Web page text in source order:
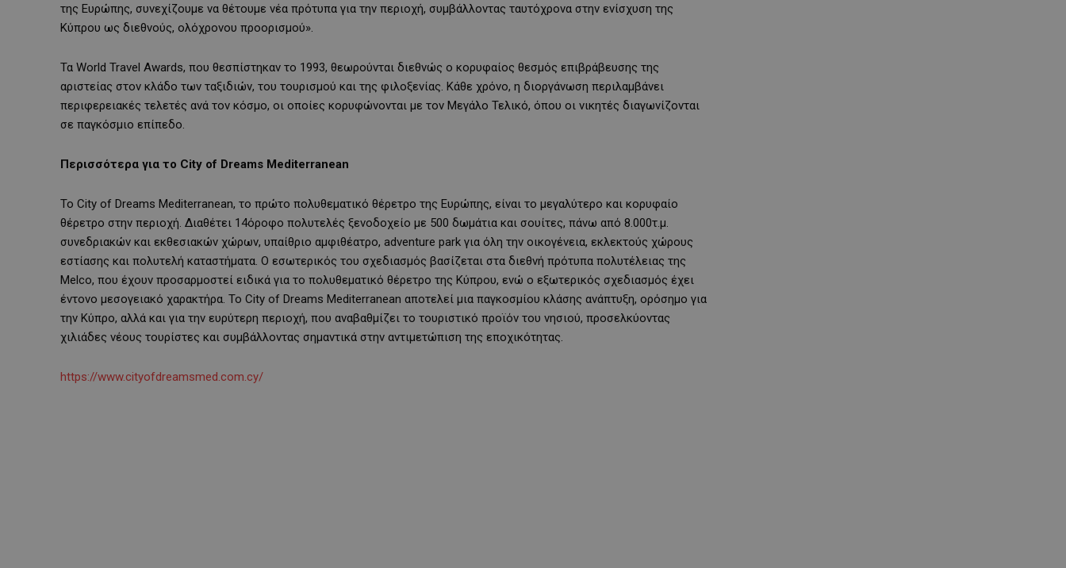
της Ευρώπης, συνεχίζουμε να θέτουμε νέα πρότυπα για την περιοχή, συμβάλλοντας ταυτόχρονα στην ενίσχυση της
Κύπρου ως διεθνούς, ολόχρονου προορισμού».
Τα World Travel Awards, που θεσπίστηκαν το 1993, θεωρούνται διεθνώς ο κορυφαίος θεσμός επιβράβευσης της
αριστείας στον κλάδο των ταξιδιών, του τουρισμού και της φιλοξενίας. Κάθε χρόνο, η διοργάνωση περιλαμβάνει
περιφερειακές τελετές ανά τον κόσμο, οι οποίες κορυφώνονται με τον Μεγάλο Τελικό, όπου οι νικητές διαγωνίζονται
σε παγκόσμιο επίπεδο.
Περισσότερα για το City of Dreams Mediterranean
Το City of Dreams Mediterranean, το πρώτο πολυθεματικό θέρετρο της Ευρώπης, είναι το μεγαλύτερο και κορυφαίο
θέρετρο στην περιοχή. Διαθέτει 14όροφο πολυτελές ξενοδοχείο με 500 δωμάτια και σουίτες, πάνω από 8.000τ.μ.
συνεδριακών και εκθεσιακών χώρων, υπαίθριο αμφιθέατρο, adventure park για όλη την οικογένεια, εκλεκτούς χώρους
εστίασης και πολυτελή καταστήματα. Ο εσωτερικός του σχεδιασμός βασίζεται στα διεθνή πρότυπα πολυτέλειας της
Melco, που έχουν προσαρμοστεί ειδικά για το πολυθεματικό θέρετρο της Κύπρου, ενώ ο εξωτερικός σχεδιασμός έχει
έντονο μεσογειακό χαρακτήρα. Το City of Dreams Mediterranean αποτελεί μια παγκοσμίου κλάσης ανάπτυξη, ορόσημο για
την Κύπρο, αλλά και για την ευρύτερη περιοχή, που αναβαθμίζει το τουριστικό προϊόν του νησιού, προσελκύοντας
χιλιάδες νέους τουρίστες και συμβάλλοντας σημαντικά στην αντιμετώπιση της εποχικότητας.
https://www.cityofdreamsmed.com.cy/